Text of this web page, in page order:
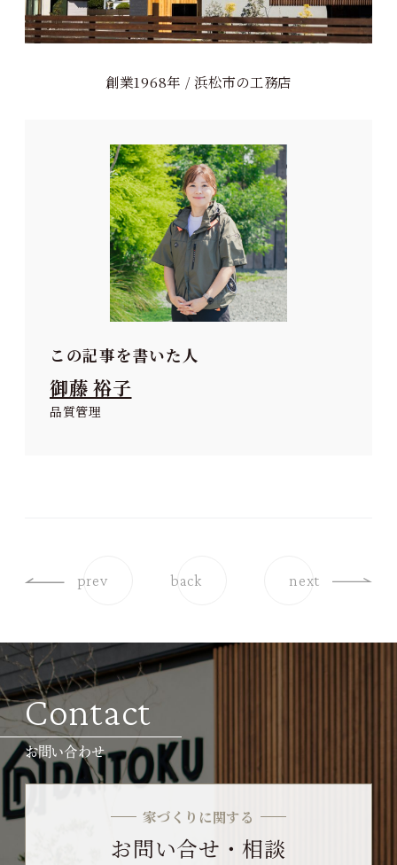
創業1968年 / 浜松市の工務店
この記事を書いた人
御藤 裕子
品質管理
prev back next
Contact
お問い合わせ
家づくりに関する
お問い合せ・相談